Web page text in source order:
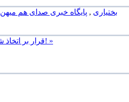
بختیاری , پایگاه خبری صدای هم میهن
قرار بر اتخاذ شیوه ای شفاف و دموکراتیک با حفظ وحدت در تهیه لیست انتخاباتی! »